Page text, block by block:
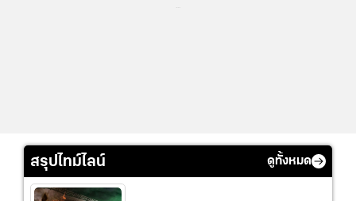
สรุปไทม์ไลน์ ดูทั้งหมด